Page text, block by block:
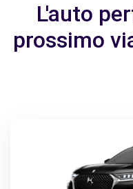
L'auto
prossimo